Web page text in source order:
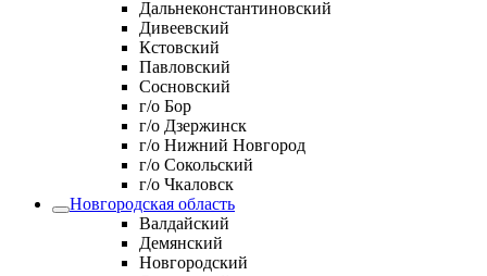
Дальнеконстантиновский
Дивеевский
Кстовский
Павловский
Сосновский
г/о Бор
г/о Дзержинск
г/о Нижний Новгород
г/о Сокольский
г/о Чкаловск
Новгородская область
Валдайский
Демянский
Новгородский